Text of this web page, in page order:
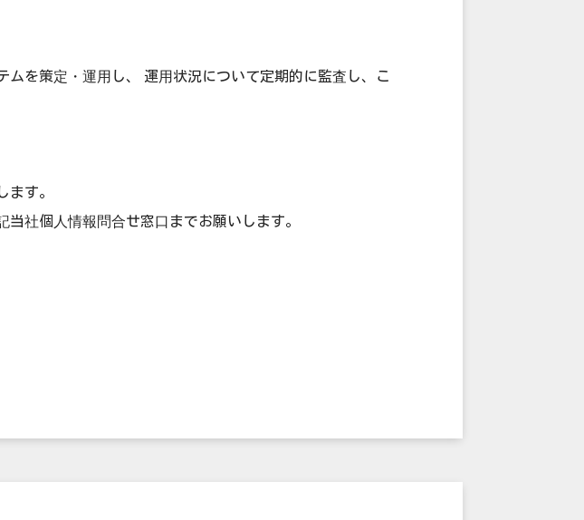
を策定・運用し、 運用状況について定期的に監査し、こ
す。
社個人情報問合せ窓口までお願いします。